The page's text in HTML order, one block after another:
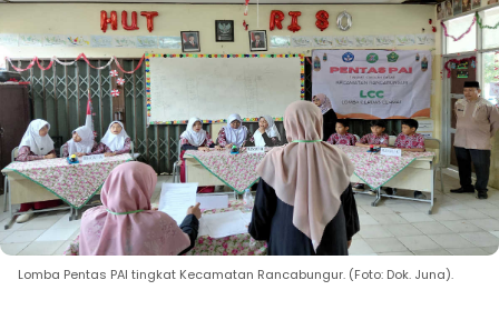
Lomba Pentas PAI tingkat Kecamatan Rancabungur. (Foto: Dok. Juna).